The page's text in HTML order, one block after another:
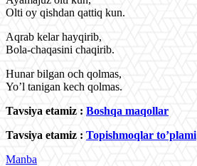
Olti oy qishdan qattiq kun.
Aqrab kelar hayqirib,
Bola-chaqasini chaqirib.
Hunar bilgan och qolmas,
Yo’l tanigan kech qolmas.
Tavsiya etamiz : Boshqa maqollar
Tavsiya etamiz : Topishmoqlar to’plami
Manba